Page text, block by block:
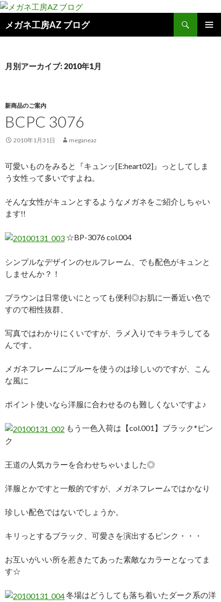
メガネ工房AZ ブログ
索
ン
キ
ッ
プ
月別アーカイブ: 2010年1月
新商品のご案内
BCPC 3076
2010年1月31日 meganeaz
可愛いものをみると『キュンッ[E:heart02]』っとしてしま
う女性って多いですよね。
そんな女性がキュンとするようなメガネをご紹介しちゃい
ます!!
☆BP-3076 col.004
シンプルなデザインのセルフレーム、でも配色がキュンと
しませんか？！
ブラウンは日常使いにとっても便利◎お肌に一番近い色で
すので相性抜群、
写真ではわかりにくいですが、ラメ入りでキラキラしてる
んです。
メガネフレームにブルーを使うのは珍しいのですが、こん
な風に
ポイント使いなら洋服に合わせるのも難しくないですよ♪
もう一色入荷は【col.001】ブラック*ピン
ク
王道の人気カラーを合わせちゃいました◎
洋服とかですと一般的ですが、メガネフレームではかなり
珍しい配色ではないでしょうか。
キリっとするブラック、可愛さを演出するピンク・・・
お互いがいい所を惹きたてあった素敵なカラーとなってま
す☆
冬場はどうしても落ち着いたダーク系の洋